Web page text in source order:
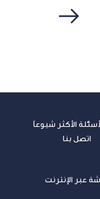
الأكثر شيوعاً
اتصل بنا
عبر الإنترنت